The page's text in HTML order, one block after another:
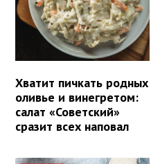
Хватит пичкать родных
оливье и винегретом:
салат «Советский»
сразит всех наповал